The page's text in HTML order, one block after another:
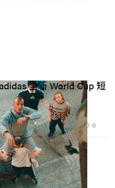
全新 World Cup 短
1.3K 0